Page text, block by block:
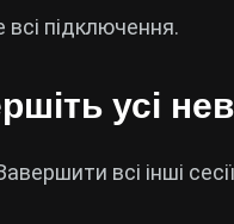
всі підключення.
усі
всі інші